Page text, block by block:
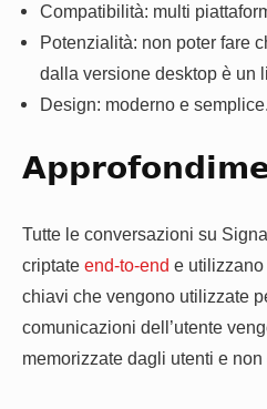
Compatibilità: multi
Potenzialità: non poter fare
dalla versione desktop è un
Design: moderno e semplice.
Tutte le conversazioni su
criptate end-to-end e utilizzano
chiavi che vengono utilizzate
comunicazioni dell’utente
memorizzate dagli utenti e non